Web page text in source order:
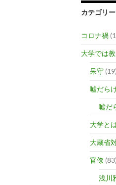
カテゴリー
コロナ禍
大学では
呆守 (19)
嘘だら
嘘だ
大学と
大蔵省
官僚 (83)
浅川